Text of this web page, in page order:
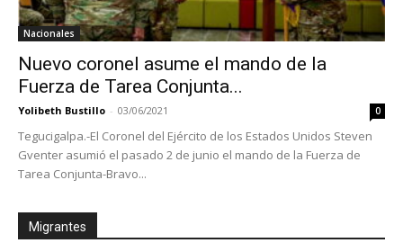
Nacionales
Nuevo coronel asume el mando de la
Fuerza de Tarea Conjunta...
Yolibeth Bustillo - 03/06/2021 0
Tegucigalpa.-El Coronel del Ejército de los Estados Unidos Steven
Gventer asumió el pasado 2 de junio el mando de la Fuerza de
Tarea Conjunta-Bravo...
Migrantes